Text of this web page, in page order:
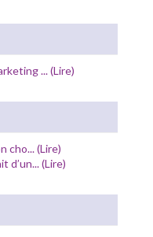
... (Lire)
cho... (Lire)
d’un... (Lire)